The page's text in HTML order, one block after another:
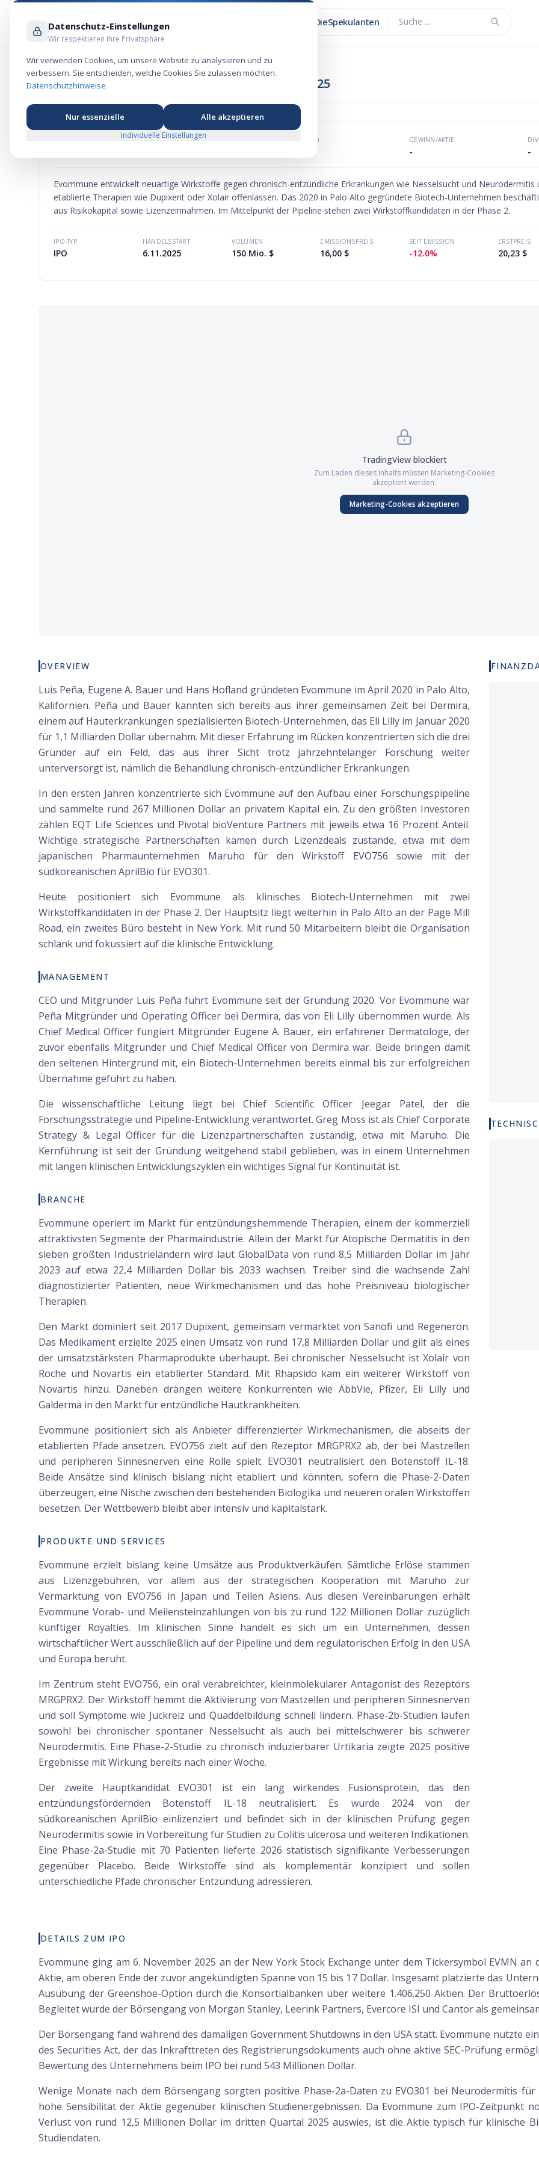
DieSpekulanten Suche ...
Evommune Aktie – Gesundheits-Börsengang 2025
MARKTKAPITALISIERUNG KGV (P/E) GEWINN/AKTIE
- -
Evommune entwickelt neuartige Wirkstoffe gegen chronisch-entzündliche Erkrankungen wie Nesselsucht und
etablierte Therapien wie Dupixent oder Xolair offenlassen. Das 2020 in Palo Alto gegründete Biotech-Unternehmen
aus Risikokapital sowie Lizenzeinnahmen. Im Mittelpunkt der Pipeline stehen zwei Wirkstoffkandidaten in der Phase 2.
IPO-TYP
IPO
HANDELSSTART
6.11.2025
VOLUMEN
150 Mio. $
EMISSIONSPREIS
16,00 $
SEIT EMISSION
-12.0%
ERSTPREIS
20,23 $
TradingViewblockiert
Zum Laden dieses Inhalts müssen Marketing-Cookies
akzeptiert werden.
Marketing-Cookies akzeptieren
OVERVIEW
Luis Peña, Eugene A. Bauer und Hans Hofland gründeten Evommune im April 2020 in Palo Alto,
Kalifornien. Peña und Bauer kannten sich bereits aus ihrer gemeinsamen Zeit bei Dermira,
einem auf Hauterkrankungen spezialisierten Biotech-Unternehmen, das Eli Lilly im Januar 2020
für 1,1 Milliarden Dollar übernahm. Mit dieser Erfahrung im Rücken konzentrierten sich die drei
Gründer auf ein Feld, das aus ihrer Sicht trotz jahrzehntelanger Forschung weiter
unterversorgt ist, nämlich die Behandlung chronisch-entzündlicher Erkrankungen.
In den ersten Jahren konzentrierte sich Evommune auf den Aufbau einer Forschungspipeline
und sammelte rund 267 Millionen Dollar an privatem Kapital ein. Zu den größten Investoren
zählen EQT Life Sciences und Pivotal bioVenture Partners mit jeweils etwa 16 Prozent Anteil.
Wichtige strategische Partnerschaften kamen durch Lizenzdeals zustande, etwa mit dem
japanischen Pharmaunternehmen Maruho für den Wirkstoff EVO756 sowie mit der
südkoreanischen AprilBio für EVO301.
Heute positioniert sich Evommune als klinisches Biotech-Unternehmen mit zwei
Wirkstoffkandidaten in der Phase 2. Der Hauptsitz liegt weiterhin in Palo Alto an der Page Mill
Road, ein zweites Büro besteht in New York. Mit rund 50 Mitarbeitern bleibt die Organisation
schlank und fokussiert auf die klinische Entwicklung.
MANAGEMENT
CEO und Mitgründer Luis Peña führt Evommune seit der Gründung 2020. Vor Evommune war
Peña Mitgründer und Operating Officer bei Dermira, das von Eli Lilly übernommen wurde. Als
Chief Medical Officer fungiert Mitgründer Eugene A. Bauer, ein erfahrener Dermatologe, der
zuvor ebenfalls Mitgründer und Chief Medical Officer von Dermira war. Beide bringen damit
den seltenen Hintergrund mit, ein Biotech-Unternehmen bereits einmal bis zur erfolgreichen
Übernahme geführt zu haben.
Die wissenschaftliche Leitung liegt bei Chief Scientific Officer Jeegar Patel, der die
Forschungsstrategie und Pipeline-Entwicklung verantwortet. Greg Moss ist als Chief Corporate
Strategy & Legal Officer für die Lizenzpartnerschaften zuständig, etwa mit Maruho. Die
Kernführung ist seit der Gründung weitgehend stabil geblieben, was in einem Unternehmen
mit langen klinischen Entwicklungszyklen ein wichtiges Signal für Kontinuität ist.
BRANCHE
Evommune operiert im Markt für entzündungshemmende Therapien, einem der kommerziell
attraktivsten Segmente der Pharmaindustrie. Allein der Markt für Atopische Dermatitis in den
sieben größten Industrieländern wird laut GlobalData von rund 8,5 Milliarden Dollar im Jahr
2023 auf etwa 22,4 Milliarden Dollar bis 2033 wachsen. Treiber sind die wachsende Zahl
diagnostizierter Patienten, neue Wirkmechanismen und das hohe Preisniveau biologischer
Therapien.
Den Markt dominiert seit 2017 Dupixent, gemeinsam vermarktet von Sanofi und Regeneron.
Das Medikament erzielte 2025 einen Umsatz von rund 17,8 Milliarden Dollar und gilt als eines
der umsatzstärksten Pharmaprodukte überhaupt. Bei chronischer Nesselsucht ist Xolair von
Roche und Novartis ein etablierter Standard. Mit Rhapsido kam ein weiterer Wirkstoff von
Novartis hinzu. Daneben drängen weitere Konkurrenten wie AbbVie, Pfizer, Eli Lilly und
Galderma in den Markt für entzündliche Hautkrankheiten.
Evommune positioniert sich als Anbieter differenzierter Wirkmechanismen, die abseits der
etablierten Pfade ansetzen. EVO756 zielt auf den Rezeptor MRGPRX2 ab, der bei Mastzellen
und peripheren Sinnesnerven eine Rolle spielt. EVO301 neutralisiert den Botenstoff IL-18.
Beide Ansätze sind klinisch bislang nicht etabliert und könnten, sofern die Phase-2-Daten
überzeugen, eine Nische zwischen den bestehenden Biologika und neueren oralen Wirkstoffen
besetzen. Der Wettbewerb bleibt aber intensiv und kapitalstark.
PRODUKTE UND SERVICES
Evommune erzielt bislang keine Umsätze aus Produktverkäufen. Sämtliche Erlöse stammen
aus Lizenzgebühren, vor allem aus der strategischen Kooperation mit Maruho zur
Vermarktung von EVO756 in Japan und Teilen Asiens. Aus diesen Vereinbarungen erhält
Evommune Vorab- und Meilensteinzahlungen von bis zu rund 122 Millionen Dollar zuzüglich
künftiger Royalties. Im klinischen Sinne handelt es sich um ein Unternehmen, dessen
wirtschaftlicher Wert ausschließlich auf der Pipeline und dem regulatorischen Erfolg in den USA
und Europa beruht.
Im Zentrum steht EVO756, ein oral verabreichter, kleinmolekularer Antagonist des Rezeptors
MRGPRX2. Der Wirkstoff hemmt die Aktivierung von Mastzellen und peripheren Sinnesnerven
und soll Symptome wie Juckreiz und Quaddelbildung schnell lindern. Phase-2b-Studien laufen
sowohl bei chronischer spontaner Nesselsucht als auch bei mittelschwerer bis schwerer
Neurodermitis. Eine Phase-2-Studie zu chronisch induzierbarer Urtikaria zeigte 2025 positive
Ergebnisse mit Wirkung bereits nach einer Woche.
Der zweite Hauptkandidat EVO301 ist ein lang wirkendes Fusionsprotein, das den
entzündungsfördernden Botenstoff IL-18 neutralisiert. Es wurde 2024 von der
südkoreanischen AprilBio einlizenziert und befindet sich in der klinischen Prüfung gegen
Neurodermitis sowie in Vorbereitung für Studien zu Colitis ulcerosa und weiteren Indikationen.
Eine Phase-2a-Studie mit 70 Patienten lieferte 2026 statistisch signifikante Verbesserungen
gegenüber Placebo. Beide Wirkstoffe sind als komplementär konzipiert und sollen
unterschiedliche Pfade chronischer Entzündung adressieren.
DETAILS ZUM IPO
Evommune ging am 6. November 2025 an der New York Stock Exchange unter dem Tickersymbol EVMN
Aktie, am oberen Ende der zuvor angekündigten Spanne von 15 bis 17 Dollar. Insgesamt platzierte das
Ausübung der Greenshoe-Option durch die Konsortialbanken über weitere 1.406.250 Aktien. Der
Begleitet wurde der Börsengang von Morgan Stanley, Leerink Partners, Evercore ISI und Cantor als
Der Börsengang fand während des damaligen Government Shutdowns in den USA statt. Evommune nutzte
des Securities Act, der das Inkrafttreten des Registrierungsdokuments auch ohne aktive SEC-Prüfung
Bewertung des Unternehmens beim IPO bei rund 543 Millionen Dollar.
Wenige Monate nach dem Börsengang sorgten positive Phase-2a-Daten zu EVO301 bei Neurodermitis
hohe Sensibilität der Aktie gegenüber klinischen Studienergebnissen. Da Evommune zum IPO-Zeitpunkt
Verlust von rund 12,5 Millionen Dollar im dritten Quartal 2025 auswies, ist die Aktie typisch für klinische
Studiendaten.
Datenschutz-Einstellungen
Wir respektieren Ihre Privatsphäre
Wir verwenden Cookies, um unsere Website zu analysieren und zu
verbessern. Sie entscheiden, welche Cookies Sie zulassen möchten.
Datenschutzhinweise
Nur essenzielle Alle akzeptieren
Individuelle Einstellungen